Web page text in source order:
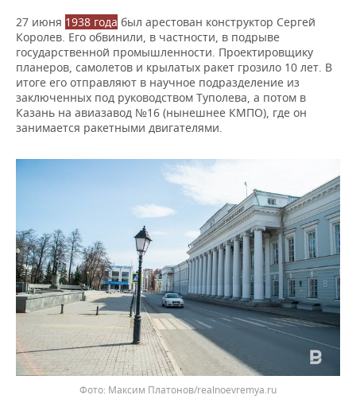
27 июня 1938 года был арестован конструктор Сергей
Королев. Его обвинили, в частности, в подрыве
государственной промышленности. Проектировщику
планеров, самолетов и крылатых ракет грозило 10 лет. В
итоге его отправляют в научное подразделение из
заключенных под руководством Туполева, а потом в
Казань на авиазавод №16 (нынешнее КМПО), где он
занимается ракетными двигателями.
Фото: Максим Платонов/realnoevremya.ru